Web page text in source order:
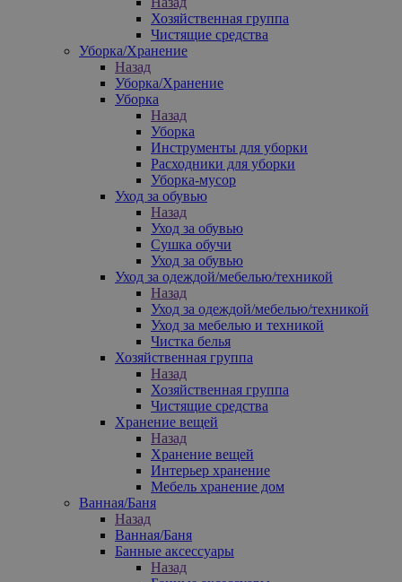
Хозяйственная группа
Чистящие средства
Уборка/Хранение
Назад
Уборка/Хранение
Уборка
Назад
Уборка
Инструменты для уборки
Расходники для уборки
Уборка-мусор
Уход за обувью
Назад
Уход за обувью
Сушка обучи
Уход за обувью
Уход за одеждой/мебелью/техникой
Назад
Уход за одеждой/мебелью/техникой
Уход за мебелью и техникой
Чистка белья
Хозяйственная группа
Назад
Хозяйственная группа
Чистящие средства
Хранение вещей
Назад
Хранение вещей
Интерьер хранение
Мебель хранение дом
Ванная/Баня
Назад
Ванная/Баня
Банные аксессуары
Назад